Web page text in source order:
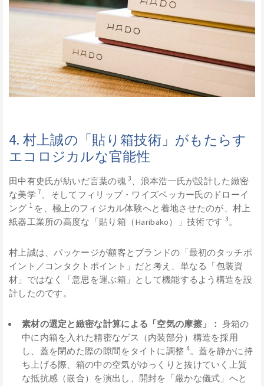
4. 村上誠の「貼り箱技術」がもたらす
エコロジカルな官能性
田中有史氏が紡いだ言葉の魂3
、浪本浩一氏が設計した緻密
な美学 7
、そしてフィリップ・ワイズベッカー氏のドローイ
ング 1 を、極上のフィジカル体験へと着地させたのが、村上
紙器工業所の高度な「貼り箱（Haribako）」技術です 3 。
村上誠は、パッケージが顧客とブランドの「最初のタッチポ
イント／コンタクトポイント」だと考え、単なる「包装資
材」ではなく「意思を運ぶ箱」として機能するよう構造を設
計したのです。
素材の選定と緻密な計算による「空気の摩擦」： 身箱の
中に内箱を入れた精密なゲス（内装部分）構造を採用
し、蓋を閉めた際の隙間をタイトに調整 4。蓋を静かに持
ち上げる際、箱の中の空気がゆっくりと抜けていく上質
な抵抗感（嵌合）を演出し、開封を「厳かな儀式」へと